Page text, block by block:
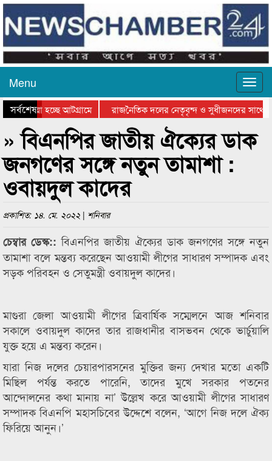
Menu
সর্বশেষ
যাওয়া হচ্ছে আটগ্রামে
রাজনৈতিক দলের নেতৃবৃন্দ ও সুধীজনদের সাথে
পুরস্কার বিতরণ সম্পন্ন
সিলেটে বাংলাদেশ গ্রুপ থিয়েটার ফেডারেশানের
» বিএনপির জাতীয় ঐক্যের ডাক
জনগণের সঙ্গে নতুন তামাশা :
ওবায়দুল কাদের
প্রকাশিত: ১৪. মে. ২০২২ | শনিবার
চেম্বার ডেস্ক::বিএনপির জাতীয় ঐক্যের ডাক জনগণের সঙ্গে নতুন
তামাশা বলে মন্তব্য করেছেন আওয়ামী লীগের সাধারণ সম্পাদক এবং
সড়ক পরিবহন ও সেতুমন্ত্রী ওবায়দুল কাদের।
মাগুরা জেলা আওয়ামী লীগের ত্রিবার্ষিক সম্মেলনে আজ শনিবার
সকালে ওবায়দুল কাদের তার রাজধানীর বাসভবন থেকে ভার্চুয়ালি
যুক্ত হয়ে এ মন্তব্য করেন।
যারা নিজ দলের চেয়ারপারসনের মুক্তির জন্য দেখার মতো একটি
মিছিল পর্যন্ত করতে পারেনি, তাদের মুখে সরকার পতনের
আন্দোলনের কথা মানায় না’ উল্লেখ করে আওয়ামী লীগের সাধারণ
সম্পাদক বিএনপি মহাসচিবের উদ্দেশে বলেন, ‘আগে নিজ দলে ঐক্য
ফিরিয়ে আনুন।’